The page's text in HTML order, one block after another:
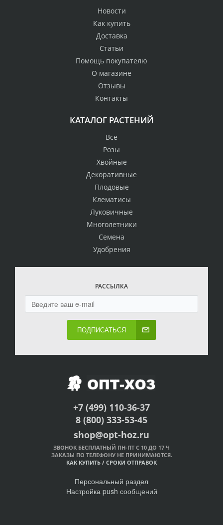
Новости
Как купить
Доставка
Статьи
Помощь покупателю
О магазине
Отзывы
Контакты
КАТАЛОГ РАСТЕНИЙ
Всё
Розы
Хвойные
Декоративные
Плодовые
Клематисы
Луковичные
Многолетники
Семена
Удобрения
РАССЫЛКА
ПОДПИСАТЬСЯ
+7 (499) 110-36-37
8 (800) 333-53-45
shop@opt-hoz.ru
ЗВОНОК БЕСПЛАТНЫЙ ПН-ПТ С 10 ДО 17 Ч
ЗАКАЗЫ ПО ТЕЛЕФОНУ НЕ ПРИНИМАЮТСЯ.
КАК КУПИТЬ / СРОКИ ОТПРАВОК
Персональный раздел
Настройка push сообщений